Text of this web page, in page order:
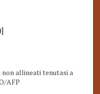
non allineati tenutasi a
AFP